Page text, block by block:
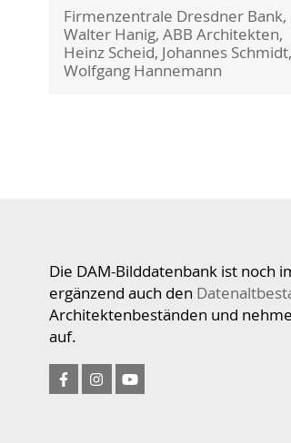
Firmenzentrale Dresdner Bank,
Walter Hanig, ABB Architekten,
Heinz Scheid, Johannes Schmidt,
Wolfgang Hannemann
Die DAM-Bilddatenbank ist noch
ergänzend auch den
Architektenbeständen und
auf.